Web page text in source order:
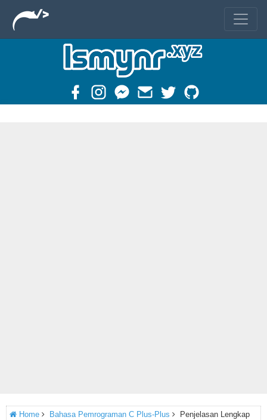
Home Bahasa Pemrograman C Plus-Plus
Penjelasan Lengkap